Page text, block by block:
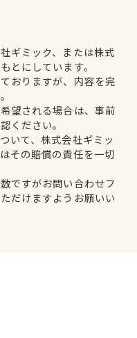
ギミック、または株式
とにしています。
おりますが、内容を完
望される場合は、事前
ください。
いて、株式会社ギミッ
その賠償の責任を一切
ですがお問い合わせフ
だけますようお願いい